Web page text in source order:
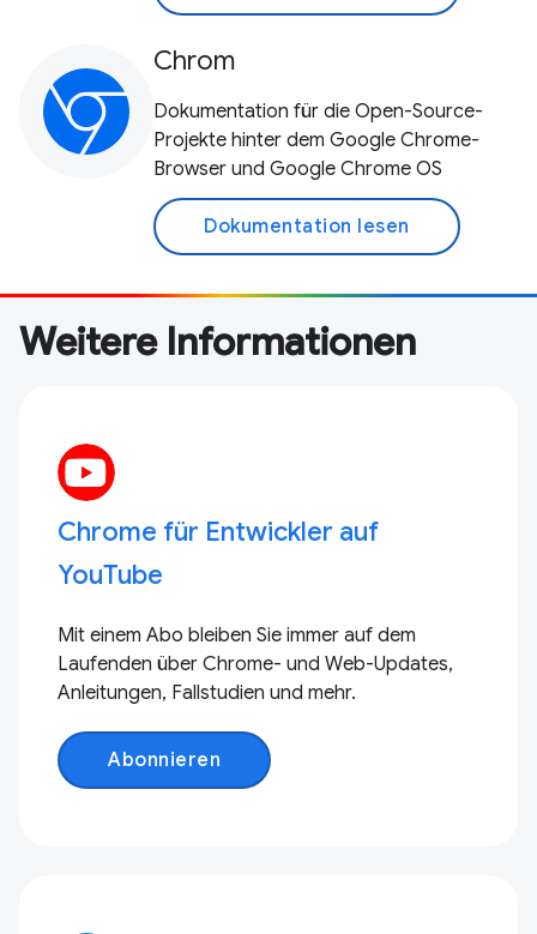
Chrom
Dokumentation für die Open-Source-
Projekte hinter dem Google Chrome-
Browser und Google Chrome OS
Dokumentation lesen
Weitere Informationen
Chrome für Entwickler auf
YouTube
Mit einem Abo bleiben Sie immer auf dem
Laufenden über Chrome- und Web-Updates,
Anleitungen, Fallstudien und mehr.
Abonnieren